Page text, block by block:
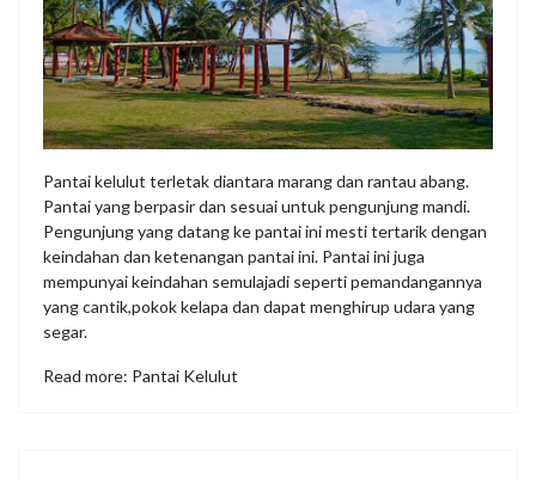
Pantai kelulut terletak diantara marang dan rantau abang.
Pantai yang berpasir dan sesuai untuk pengunjung mandi.
Pengunjung yang datang ke pantai ini mesti tertarik dengan
keindahan dan ketenangan pantai ini. Pantai ini juga
mempunyai keindahan semulajadi seperti pemandangannya
yang cantik,pokok kelapa dan dapat menghirup udara yang
segar.
Read more: Pantai Kelulut